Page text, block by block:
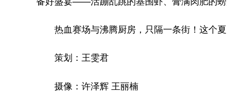
热血赛场与沸腾厨房，只隔一条街！这个夏
策划：王雯君
摄像：许泽辉 王丽楠